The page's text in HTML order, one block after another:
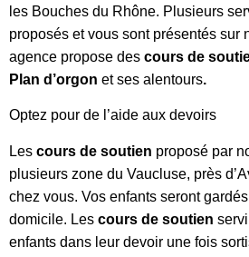
les Bouches du Rhône. Plusieurs
proposés et vous sont présentés sur
agence propose des cours de
Plan d’orgon et ses alentours.
Optez pour de l’aide aux devoirs
Les cours de soutien proposé par
plusieurs zone du Vaucluse, près
chez vous. Vos enfants seront
domicile. Les cours de soutien
enfants dans leur devoir une fois